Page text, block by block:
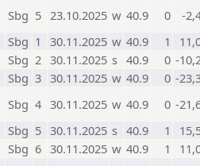
Sbg 5 23.10.2025 w 40.9 0 -
Sbg 1 30.11.2025 w 40.9 1
Sbg 2 30.11.2025 s 40.9 0 -
Sbg 3 30.11.2025 w 40.9 0 -
Sbg 4 30.11.2025 w 40.9 0 -
Sbg 5 30.11.2025 s 40.9 1
Sbg 6 30.11.2025 w 40.9 1